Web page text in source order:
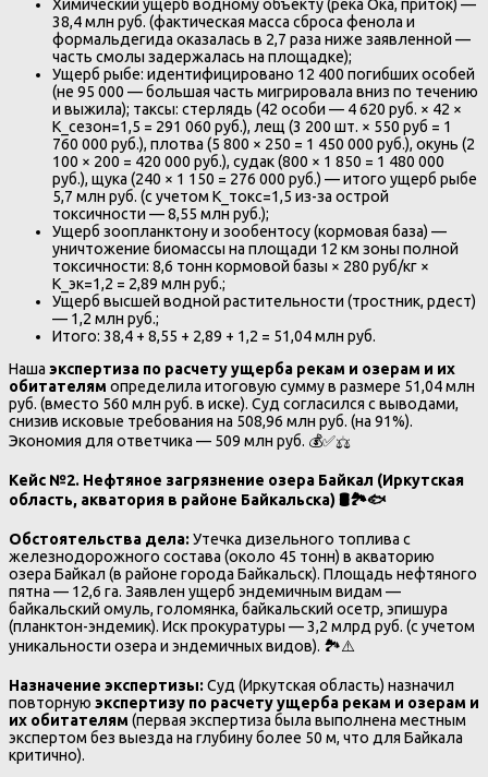
Химический ущерб водному объекту (река Ока, приток) —
38,4 млн руб. (фактическая масса сброса фенола и
формальдегида оказалась в 2,7 раза ниже заявленной —
часть смолы задержалась на площадке);
Ущерб рыбе: идентифицировано 12 400 погибших особей
(не 95 000 — большая часть мигрировала вниз по течению
и выжила); таксы: стерлядь (42 особи — 4 620 руб. × 42 ×
K_сезон=1,5 = 291 060 руб.), лещ (3 200 шт. × 550 руб = 1
760 000 руб.), плотва (5 800 × 250 = 1 450 000 руб.), окунь (2
100 × 200 = 420 000 руб.), судак (800 × 1 850 = 1 480 000
руб.), щука (240 × 1 150 = 276 000 руб.) — итого ущерб рыбе
5,7 млн руб. (с учетом K_токс=1,5 из-за острой
токсичности — 8,55 млн руб.);
Ущерб зоопланктону и зообентосу (кормовая база) —
уничтожение биомассы на площади 12 км зоны полной
токсичности: 8,6 тонн кормовой базы × 280 руб/кг ×
K_эк=1,2 = 2,89 млн руб.;
Ущерб высшей водной растительности (тростник, рдест)
— 1,2 млн руб.;
Итого: 38,4 + 8,55 + 2,89 + 1,2 = 51,04 млн руб.
Наша экспертиза по расчету ущерба рекам и озерам и их
обитателям определила итоговую сумму в размере 51,04 млн
руб. (вместо 560 млн руб. в иске). Суд согласился с выводами,
снизив исковые требования на 508,96 млн руб. (на 91%).
Экономия для ответчика — 509 млн руб. 💰✅⚖️
Кейс №2. Нефтяное загрязнение озера Байкал (Иркутская
область, акватория в районе Байкальска)🛢🏞🐟
Обстоятельства дела:Утечка дизельного топлива с
железнодорожного состава (около 45 тонн) в акваторию
озера Байкал (в районе города Байкальск). Площадь нефтяного
пятна — 12,6 га. Заявлен ущерб эндемичным видам —
байкальский омуль, голомянка, байкальский осетр, эпишура
(планктон-эндемик). Иск прокуратуры — 3,2 млрд руб. (с учетом
уникальности озера и эндемичных видов). 🏞️⚠️
Назначение экспертизы:Суд (Иркутская область) назначил
повторную экспертизу по расчету ущерба рекам и озерам и
их обитателям (первая экспертиза была выполнена местным
экспертом без выезда на глубину более 50 м, что для Байкала
критично).